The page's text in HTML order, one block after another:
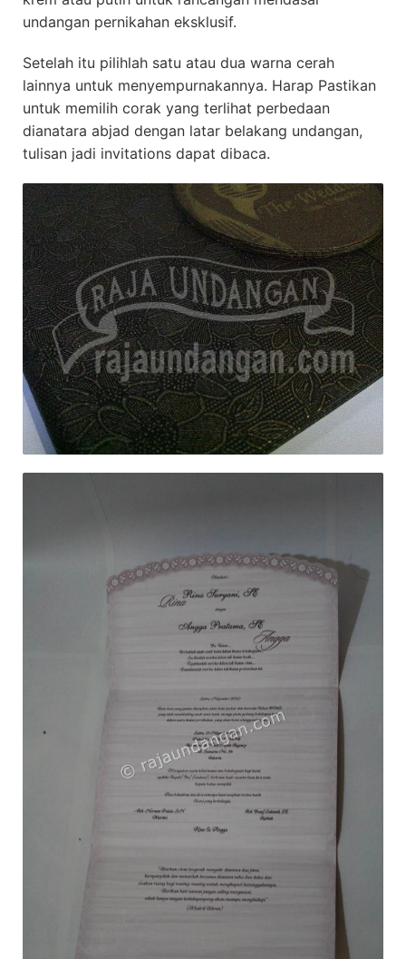
undangan pernikahan eksklusif.
Setelah itu pilihlah satu atau dua warna cerah
lainnya untuk menyempurnakannya. Harap Pastikan
untuk memilih corak yang terlihat perbedaan
dianatara abjad dengan latar belakang undangan,
tulisan jadi invitations dapat dibaca.